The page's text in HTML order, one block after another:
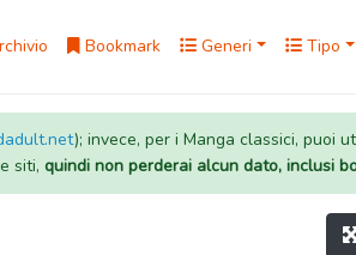
Bookmark Generi Tipo
); invece, per i Manga classici, puoi
siti, quindi non perderai alcun dato, inclusi